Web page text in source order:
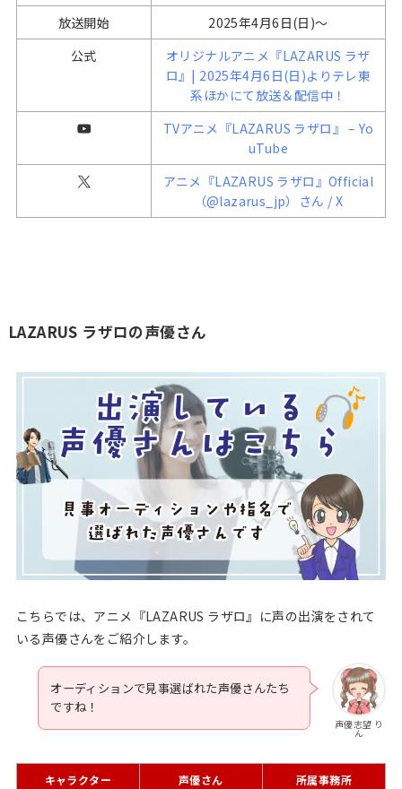
放送開始
2025年4月6日(日)〜
公式
オリジナルアニメ『LAZARUS ラザ
ロ』| 2025年4月6日(日)よりテレ東
系ほかにて放送＆配信中！
TVアニメ『LAZARUS ラザロ』 – Yo
uTube
アニメ『LAZARUS ラザロ』Official
（@lazarus_jp）さん / X
LAZARUS ラザロの声優さん
こちらでは、アニメ『LAZARUS ラザロ』に声の出演をされて
いる声優さんをご紹介します。
声優志望 り
ん
オーディションで見事選ばれた声優さんたち
ですね！
キャラクター 声優さん 所属事務所